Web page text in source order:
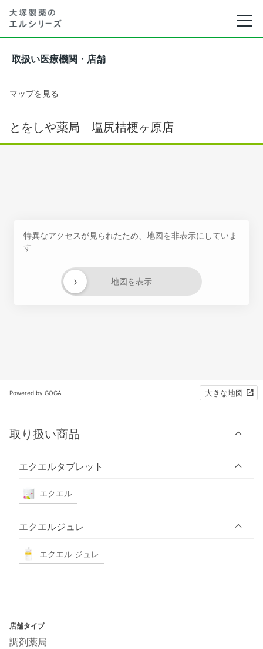
取扱い医療機関・店舗
マップを見る
とをしや薬局 塩尻桔梗ヶ原店
特異なアクセスが見られたため、地図を非表示にしていま
す
地図を表示
›
Powered by GOGA 大きな地図
取り扱い商品
エクエルタブレット
エクエル
エクエルジュレ
エクエル ジュレ
店舗タイプ
調剤薬局